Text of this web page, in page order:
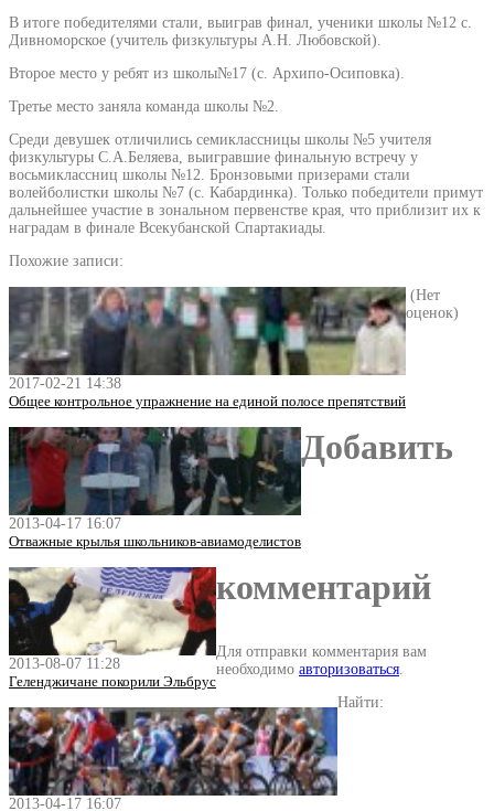
В итоге победителями стали, выиграв финал, ученики школы №12 с.
Дивноморское (учитель физкультуры А.Н. Любовской).
Второе место у ребят из школы№17 (с. Архипо-Осиповка).
Третье место заняла команда школы №2.
Среди девушек отличились семиклассницы школы №5 учителя
физкультуры С.А.Беляева, выигравшие финальную встречу у
восьмиклассниц школы №12. Бронзовыми призерами стали
волейболистки школы №7 (с. Кабардинка). Только победители примут
дальнейшее участие в зональном первенстве края, что приблизит их к
наградам в финале Всекубанской Спартакиады.
Похожие записи:
2017-02-21 14:38
Общее контрольное упражнение на единой полосе препятствий
2013-04-17 16:07
Отважные крылья школьников-авиамоделистов
2013-08-07 11:28
Геленджичане покорили Эльбрус
2013-04-17 16:07
(Нет
оценок)
Добавить
комментарий
Для отправки комментария вам
необходимо авторизоваться
Найти: